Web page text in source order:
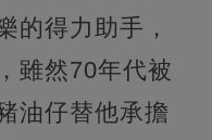
的得力助手，
雖然70年代被
油仔替他承擔